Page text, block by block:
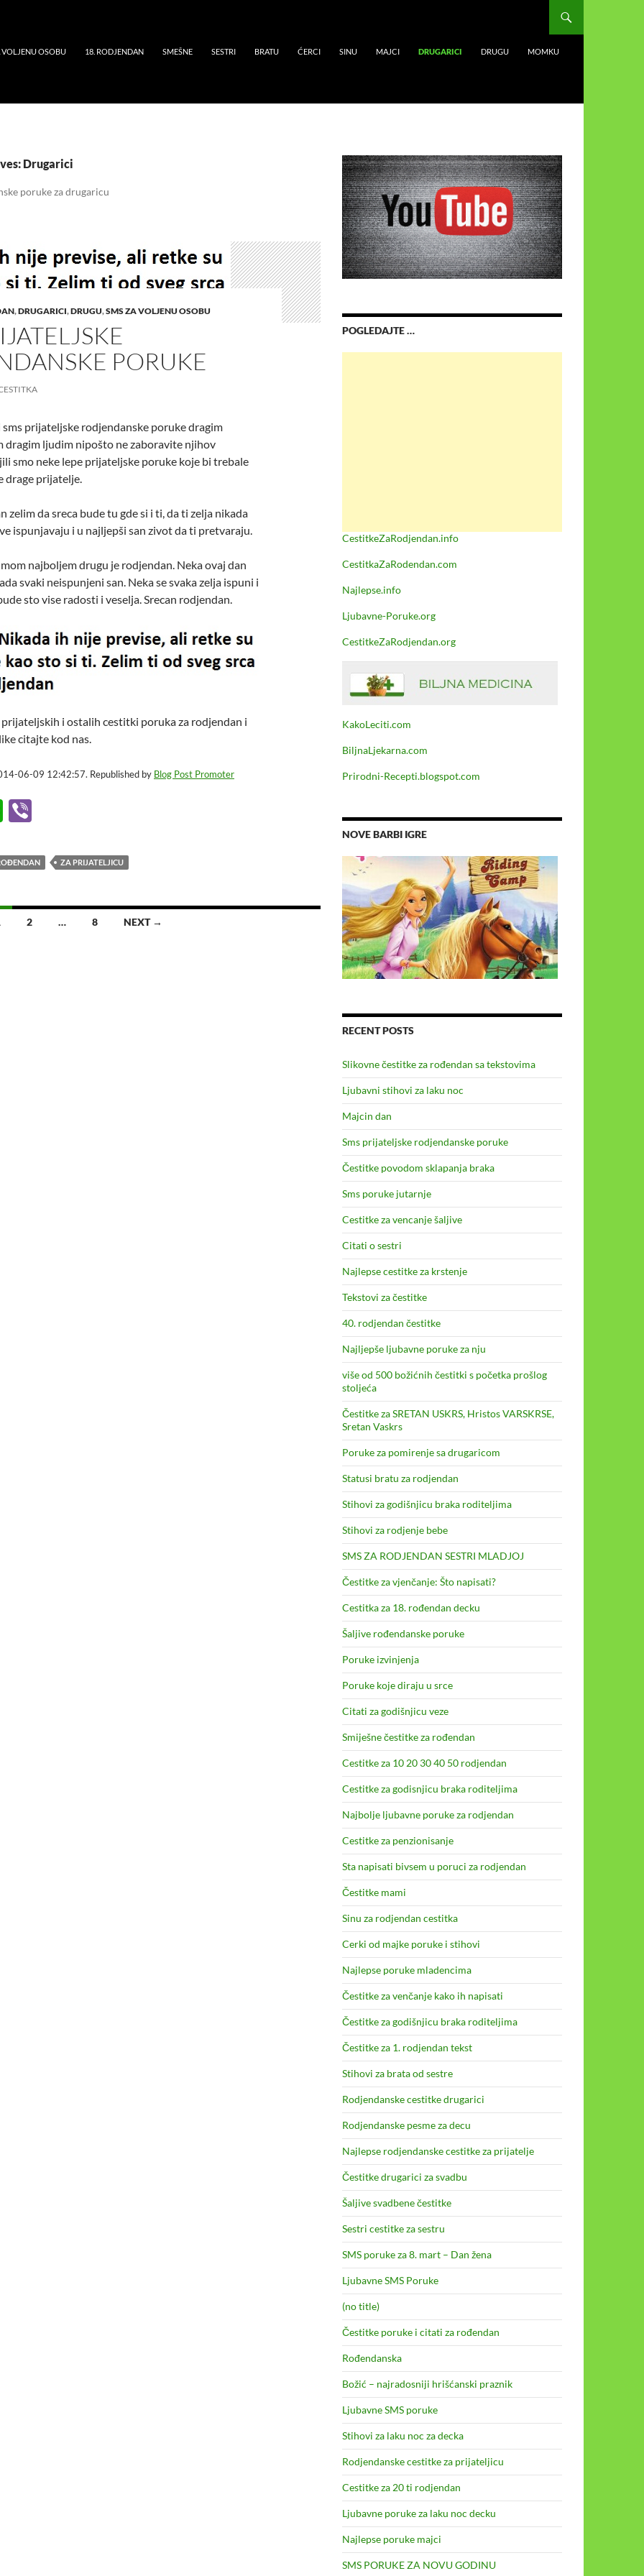
VOLJENU OSOBU 18. RODJENDAN SMEŠNE SESTRI BRATU ĆERCI SINU MAJCI DRUGARICI DRUGU MOMKU
Drugarici
poruke za drugaricu
,DRUGARICI,DRUGU,SMS ZA VOLJENU OSOBU
PORUKE
prijateljske rodjendanske poruke dragim
dragim ljudim nipošto ne zaboravite njihov
smo neke lepe prijateljske poruke koje bi trebale
drage prijatelje.
zelim da sreca bude tu gde si i ti, da ti zelja nikada
ispunjavaju i u najljepši san zivot da ti pretvaraju.
najboljem drugu je rodjendan. Neka ovaj dan
svaki neispunjeni san. Neka se svaka zelja ispuni i
sto vise radosti i veselja. Srecan rodjendan.
prijateljskih i ostalih cestitki poruka za rodjendan i
citajte kod nas.
06-09 12:42:57. Republished by Blog Post Promoter
W
at
s
A
er
ZA PRIJATELJICU
2 … 8 NEXT →
POGLEDAJTE …
CestitkeZaRodjendan.info
CestitkaZaRodendan.com
Najlepse.info
Ljubavne-Poruke.org
CestitkeZaRodjendan.org
KakoLeciti.com
BiljnaLjekarna.com
Prirodni-Recepti.blogspot.com
NOVE BARBI IGRE
RECENT POSTS
Slikovne čestitke za rođendan sa tekstovima
Ljubavni stihovi za laku noc
Majcin dan
Sms prijateljske rodjendanske poruke
Čestitke povodom sklapanja braka
Sms poruke jutarnje
Cestitke za vencanje šaljive
Citati o sestri
Najlepse cestitke za krstenje
Tekstovi za čestitke
40. rodjendan čestitke
Najljepše ljubavne poruke za nju
više od 500 božićnih čestitki s početka prošlog
stoljeća
Čestitke za SRETAN USKRS, Hristos VARSKRSE,
Sretan Vaskrs
Poruke za pomirenje sa drugaricom
Statusi bratu za rodjendan
Stihovi za godišnjicu braka roditeljima
Stihovi za rodjenje bebe
SMS ZA RODJENDAN SESTRI MLADJOJ
Čestitke za vjenčanje: Što napisati?
Cestitka za 18. rođendan decku
Šaljive rođendanske poruke
Poruke izvinjenja
Poruke koje diraju u srce
Citati za godišnjicu veze
Smiješne čestitke za rođendan
Cestitke za 10 20 30 40 50 rodjendan
Cestitke za godisnjicu braka roditeljima
Najbolje ljubavne poruke za rodjendan
Cestitke za penzionisanje
Sta napisati bivsem u poruci za rodjendan
Čestitke mami
Sinu za rodjendan cestitka
Cerki od majke poruke i stihovi
Najlepse poruke mladencima
Čestitke za venčanje kako ih napisati
Čestitke za godišnjicu braka roditeljima
Čestitke za 1. rodjendan tekst
Stihovi za brata od sestre
Rodjendanske cestitke drugarici
Rodjendanske pesme za decu
Najlepse rodjendanske cestitke za prijatelje
Čestitke drugarici za svadbu
Šaljive svadbene čestitke
Sestri cestitke za sestru
SMS poruke za 8. mart – Dan žena
Ljubavne SMS Poruke
(no title)
Čestitke poruke i citati za rođendan
Rođendanska
Božić – najradosniji hrišćanski praznik
Ljubavne SMS poruke
Stihovi za laku noc za decka
Rodjendanske cestitke za prijateljicu
Cestitke za 20 ti rodjendan
Ljubavne poruke za laku noc decku
Najlepse poruke majci
SMS PORUKE ZA NOVU GODINU